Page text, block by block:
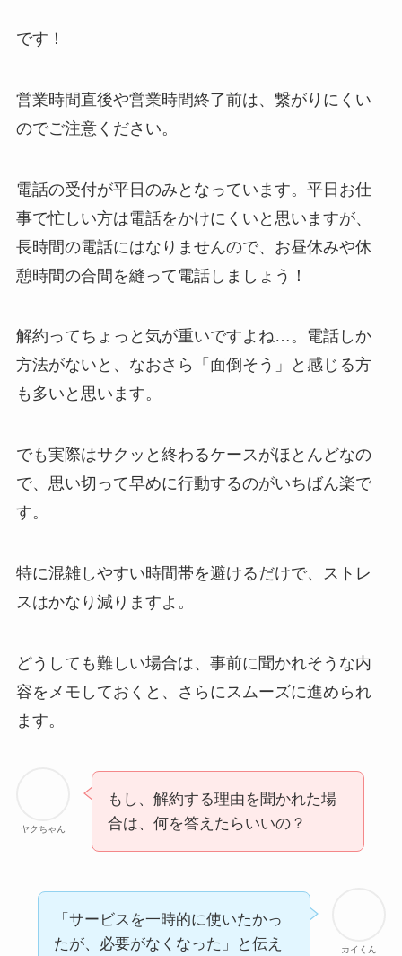
解約できない？バロ
です！
営業時間直後や営業時間終了前は、繋がりにくい
のでご注意ください。
電話の受付が平日のみとなっています。平日お仕
事で忙しい方は電話をかけにくいと思いますが、
長時間の電話にはなりませんので、お昼休みや休
憩時間の合間を縫って電話しましょう！
解約ってちょっと気が重いですよね…。電話しか
方法がないと、なおさら「面倒そう」と感じる方
も多いと思います。
でも実際はサクッと終わるケースがほとんどなの
で、思い切って早めに行動するのがいちばん楽で
す。
特に混雑しやすい時間帯を避けるだけで、ストレ
スはかなり減りますよ。
どうしても難しい場合は、事前に聞かれそうな内
容をメモしておくと、さらにスムーズに進められ
ます。
ヤクちゃん
もし、解約する理由を聞かれた場
合は、何を答えたらいいの？
カイくん
「サービスを一時的に使いたかっ
たが、必要がなくなった」と伝え